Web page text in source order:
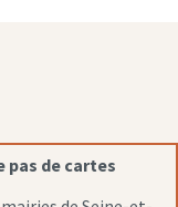
pas de cartes